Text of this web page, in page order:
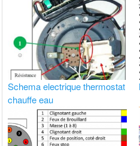
Schema electrique thermostat
chauffe eau